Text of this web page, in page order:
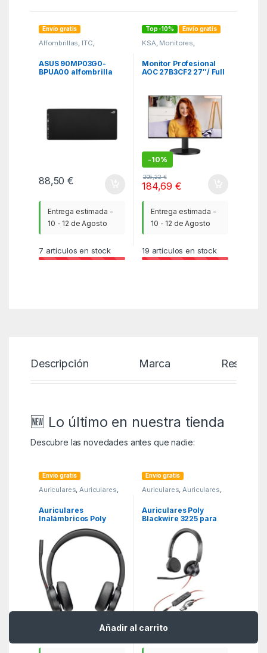
Añadir al carrito
Envío gratis
Alfombrillas ITC
Periféricos
ASUS 90MP03G0-
BPUA00 alfombrilla
88,50€
Entrega estimada -
10 - 12 de Agosto
7 artículos en stock
Top -10% Envío gratis
KSA Monitores
Monitores
Monitor Profesional
AOC 27B3CF2 27″/ Full
Negro
-10%
205,22€
184,69€
Entrega estimada -
10 - 12 de Agosto
19 artículos en stock
Descripción Marca Reseñas
🆕 Lo último en nuestra tienda
Descubre las novedades antes que nadie:
Envío gratis
Auriculares,Auriculares,
Auriculares
Inalámbricos Poly
Voyager 4320 para
Microsoft Teams +
Adaptador BT700/ con
Micrófono/ Bluetooth/
Negros
Envío gratis
Auriculares,Auriculares,
Auriculares Poly
Blackwire 3225 para
Microsoft Teams + 3.5
mm + Adaptador USB-
C/A/ con Micrófono/
Jack 3.5 – USB Tipo-C/
Negros
89,02